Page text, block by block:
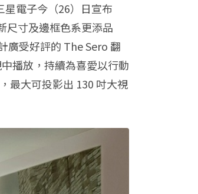
電子今（26）日宣布
尺寸及邊框色系更添品
廣受好評的 The Sero 翻
播放，持續為喜愛以行動
最大可投影出 130 吋大視